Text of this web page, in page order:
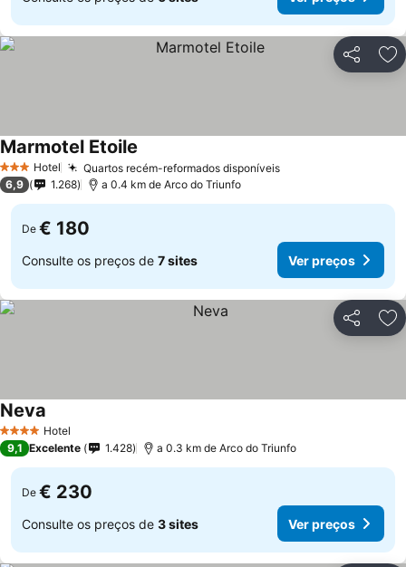
Partilhar
3 EstrelasHotel Quartos recém-reformados disponíveis
Marmotel Etoile
6,9 1.268 a 0.4 km de Arco do Triunfo
De € 180
Consulte os preços de 7 sites Ver preços
Partilhar
4 EstrelasHotel
Neva
9,1 Excelente 1.428 a 0.3 km de Arco do Triunfo
De € 230
Consulte os preços de 3 sites Ver preços